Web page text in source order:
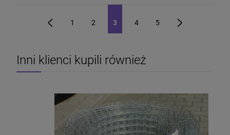
1 2 3 4 5
Inni klienci kupili również